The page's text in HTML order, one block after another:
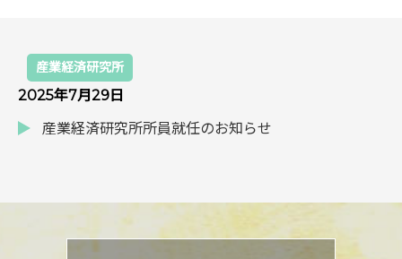
産業経済研究所
2025年7月29日
産業経済研究所所員就任のお知らせ